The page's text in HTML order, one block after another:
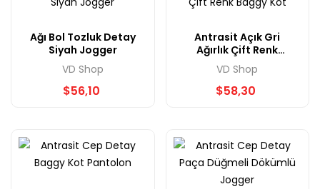
Ağı Bol Tozluk Detay
Siyah Jogger
VD Shop
$56,10
Antrasit Açık Gri
Ağırlık Çift Renk
Baggy Kot
VD Shop
$58,30